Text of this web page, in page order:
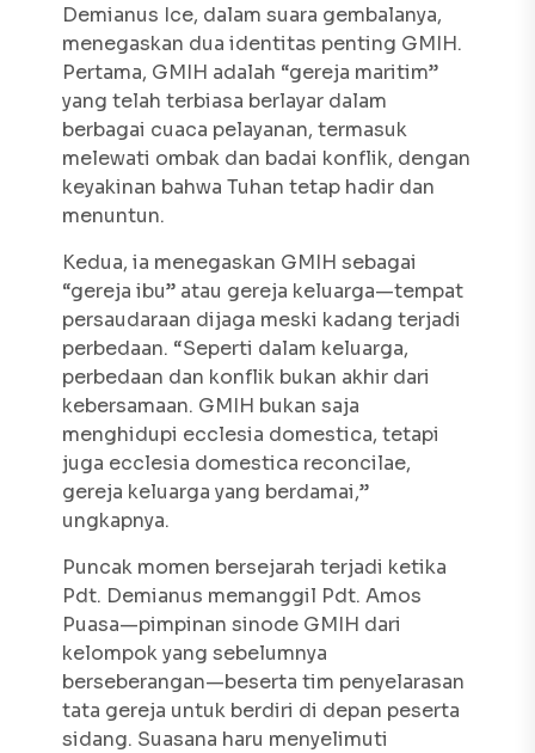
Demianus Ice, dalam suara gembalanya,
menegaskan dua identitas penting GMIH.
Pertama, GMIH adalah “gereja maritim”
yang telah terbiasa berlayar dalam
berbagai cuaca pelayanan, termasuk
melewati ombak dan badai konflik, dengan
keyakinan bahwa Tuhan tetap hadir dan
menuntun.
Kedua, ia menegaskan GMIH sebagai
“gereja ibu” atau gereja keluarga—tempat
persaudaraan dijaga meski kadang terjadi
perbedaan. “Seperti dalam keluarga,
perbedaan dan konflik bukan akhir dari
kebersamaan. GMIH bukan saja
menghidupi ecclesia domestica, tetapi
juga ecclesia domestica reconcilae,
gereja keluarga yang berdamai,”
ungkapnya.
Puncak momen bersejarah terjadi ketika
Pdt. Demianus memanggil Pdt. Amos
Puasa—pimpinan sinode GMIH dari
kelompok yang sebelumnya
berseberangan—beserta tim penyelarasan
tata gereja untuk berdiri di depan peserta
sidang. Suasana haru menyelimuti